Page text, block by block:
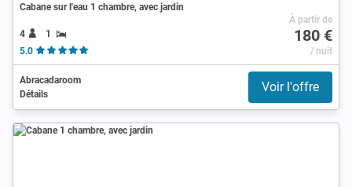
Cabane sur l'eau 1 chambre, avec jardin
4
1
5.0
À partir de
180 €
/ nuit
Abracadaroom
Détails
Voir l'offre